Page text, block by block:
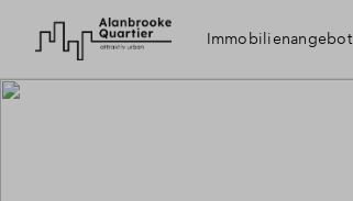
Immobilienangebot